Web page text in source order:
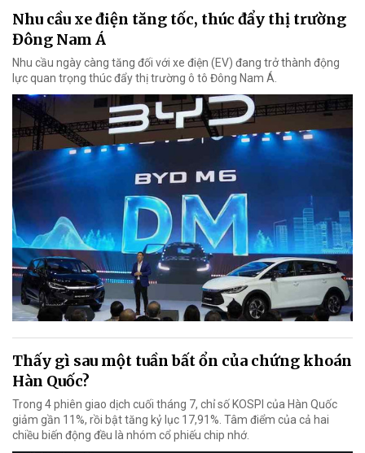
Nhu cầu xe điện tăng tốc, thúc đẩy thị trường
Đông Nam Á
Nhu cầu ngày càng tăng đối với xe điện (EV) đang trở thành động
lực quan trọng thúc đẩy thị trường ô tô Đông Nam Á.
Thấy gì sau một tuần bất ổn của chứng khoán
Hàn Quốc?
Trong 4 phiên giao dịch cuối tháng 7, chỉ số KOSPI của Hàn Quốc
giảm gần 11%, rồi bật tăng kỷ lục 17,91%. Tâm điểm của cả hai
chiều biến động đều là nhóm cổ phiếu chip nhớ.